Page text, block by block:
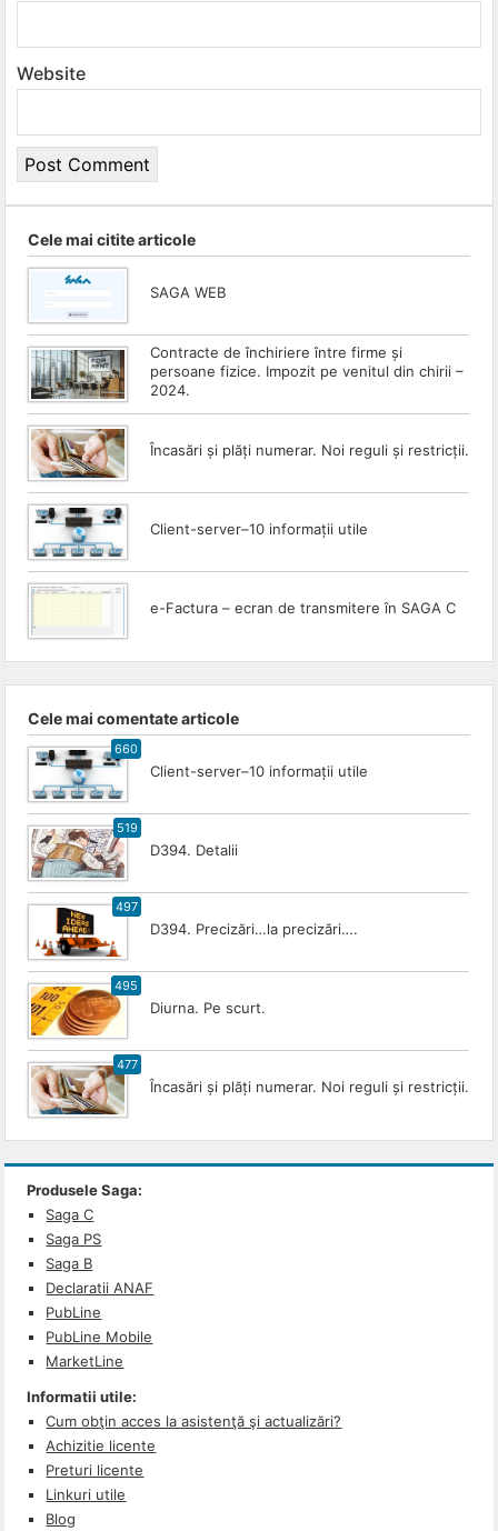
Website
Cele mai citite articole
SAGA WEB
Contracte de închiriere între firme și
persoane fizice. Impozit pe venitul din chirii –
2024.
Încasări și plăți numerar. Noi reguli și restricții.
Client-server–10 informații utile
e-Factura – ecran de transmitere în SAGA C
Cele mai comentate articole
660
Client-server–10 informații utile
519
D394. Detalii
497
D394. Precizări…la precizări….
495
Diurna. Pe scurt.
477
Încasări și plăți numerar. Noi reguli și restricții.
Produsele Saga:
Saga C
Saga PS
Saga B
Declaratii ANAF
PubLine
PubLine Mobile
MarketLine
Informatii utile:
Cum obţin acces la asistenţă şi actualizări?
Achizitie licente
Preturi licente
Linkuri utile
Blog